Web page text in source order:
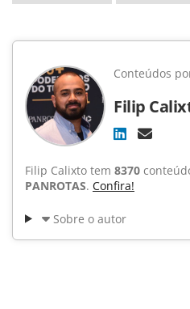
Conteúdos
Filip
Filip Calixto tem 8370
PANROTAS. Confira!
Sobre o autor